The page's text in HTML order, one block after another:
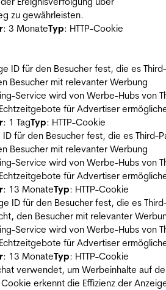
zu gewährleisten.
: 3 MonateTyp: HTTP-Cookie
ID für den Besucher fest, die es
Besucher mit relevanter Werbung
Service wird von Werbe-Hubs von
für Advertiser
: 1 TagTyp: HTTP-Cookie
für den Besucher fest, die es Third-
Besucher mit relevanter Werbung
Service wird von Werbe-Hubs von
für Advertiser
: 13 MonateTyp: HTTP-Cookie
ID für den Besucher fest, die es
den Besucher mit relevanter
Service wird von Werbe-Hubs von
für Advertiser
: 13 MonateTyp: HTTP-Cookie
verwendet, um Werbeinhalte auf
erkennt die Effizienz der